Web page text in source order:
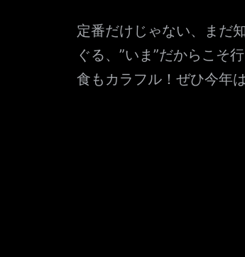
定番だけじゃない、まだ
ぐる、”いま”だからこそ
食もカラフル！ぜひ今年